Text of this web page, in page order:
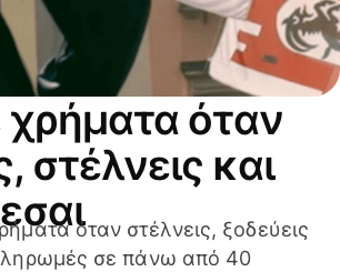
χρήματα όταν
στέλνεις και
όταν στέλνεις, ξοδεύεις
σε πάνω από 40